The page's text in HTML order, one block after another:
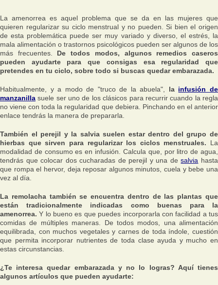
La amenorrea es aquel problema que se da en las mujeres que
quieren regularizar su ciclo menstrual y no pueden. Si bien el origen
de esta problemática puede ser muy variado y diverso, el estrés, la
mala alimentación o trastornos psicológicos pueden ser algunos de los
más frecuentes. De todos modos, algunos remedios caseros
pueden ayudarte para que consigas esa regularidad que
pretendes en tu ciclo, sobre todo si buscas quedar embarazada.
Habitualmente, y a modo de "truco de la abuela", la infusión de
manzanilla suele ser uno de los clásicos para recurrir cuando la regla
no viene con toda la regularidad que debiera. Pinchando en el anterior
enlace tendrás la manera de prepararla.
También el perejil y la salvia suelen estar dentro del grupo de
hierbas que sirven para regularizar los ciclos menstruales. La
modalidad de consumo es en infusión. Calcula que, por litro de agua,
tendrás que colocar dos cucharadas de perejil y una desalvia hasta
que rompa el hervor, deja reposar algunos minutos, cuela y bebe una
vez al día.
La remolacha también se encuentra dentro de las plantas que
están tradicionalmente indicadas como buenas para la
amenorrea.Y lo bueno es que puedes incorporarla con facilidad a tus
comidas de múltiples maneras. De todos modos, una alimentación
equilibrada, con muchos vegetales y carnes de toda índole, cuestión
que permita incorporar nutrientes de toda clase ayuda y mucho en
estas circunstancias.
¿Te interesa quedar embarazada y no lo logras? Aquí tienes
algunos artículos que pueden ayudarte: